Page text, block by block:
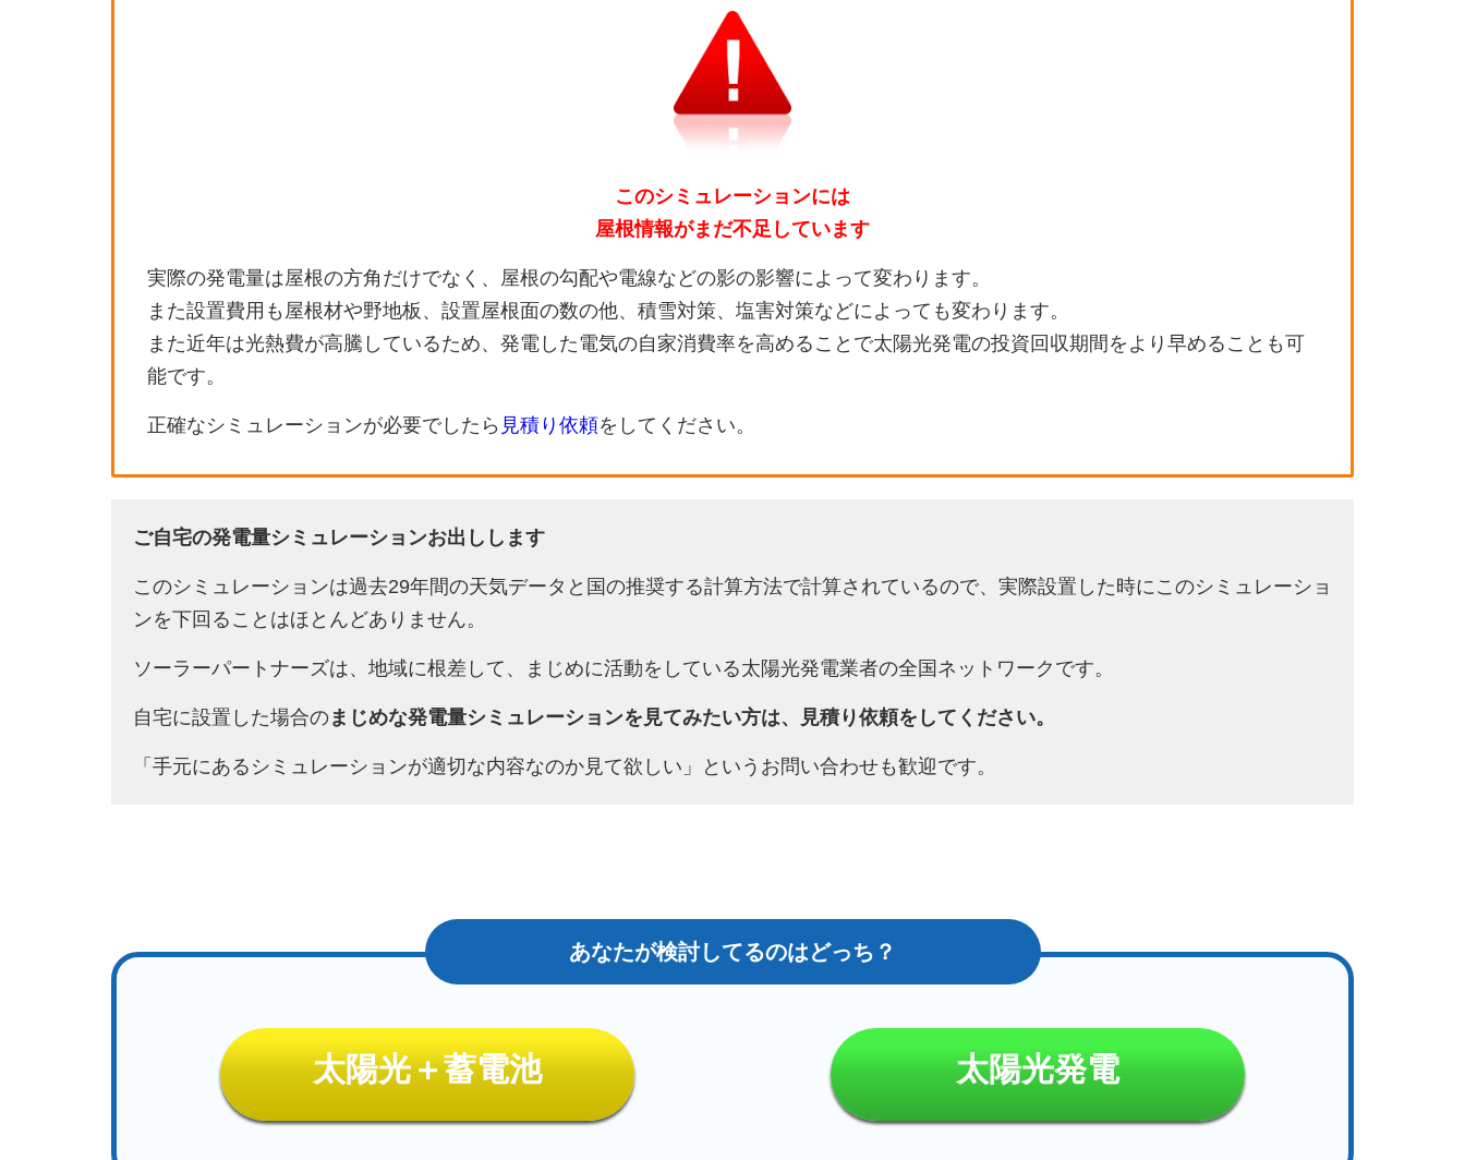
このシミュレーションには
屋根情報がまだ不足しています
実際の発電量は屋根の方角だけでなく、屋根の勾配や電線などの影の影響によって変わります。
また設置費用も屋根材や野地板、設置屋根面の数の他、積雪対策、塩害対策などによっても変わります。
また近年は光熱費が高騰しているため、発電した電気の自家消費率を高めることで太陽光発電の投資回収期間をより早めることも可
能です。
正確なシミュレーションが必要でしたら 見積り依頼をしてください。
ご自宅の発電量シミュレーションお出しします
このシミュレーションは過去29年間の天気データと国の推奨する計算方法で計算されているので、実際設置した時にこのシミュレーショ
ンを下回ることはほとんどありません。
ソーラーパートナーズは、地域に根差して、まじめに活動をしている太陽光発電業者の全国ネットワークです。
自宅に設置した場合のまじめな発電量シミュレーションを見てみたい方は、見積り依頼をしてください。
「手元にあるシミュレーションが適切な内容なのか見て欲しい」というお問い合わせも歓迎です。
太陽光＋蓄電池 太陽光発電